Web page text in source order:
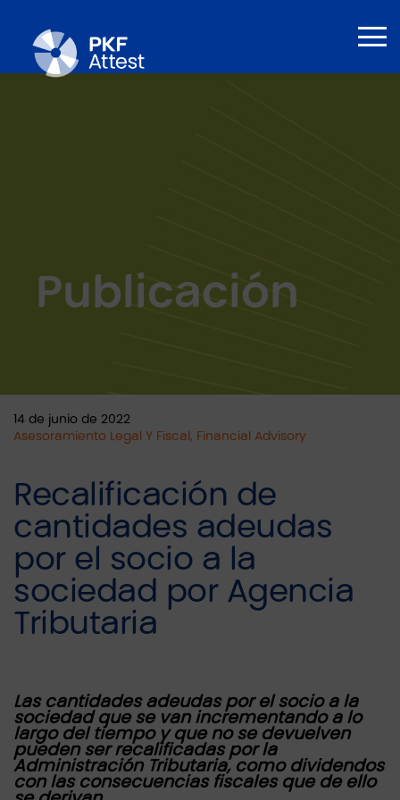
Publicación
14 de junio de 2022
Asesoramiento Legal Y Fiscal, Financial Advisory
Recalificación de
cantidades adeudas
por el socio a la
sociedad por Agencia
Tributaria
Las cantidades adeudas por el socio a la
sociedad que se van incrementando a lo
largo del tiempo y que no se devuelven
pueden ser recalificadas por la
Administración Tributaria, como dividendos
con las consecuencias fiscales que de ello